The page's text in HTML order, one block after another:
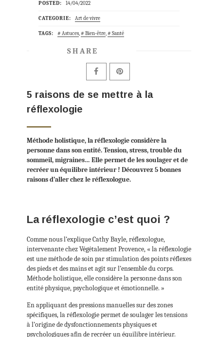
POSTED: 14/04/2022
CATEGORIE: Art de vivre
TAGS: Astuces, Bien-être, Santé
SHARE
5 raisons de se mettre à la
réflexologie
Méthode holistique, la réflexologie considère la
personne dans son entité. Tension, stress, trouble du
sommeil, migraines… Elle permet de les soulager et de
recréer un équilibre intérieur ! Découvrez 5 bonnes
raisons d’aller chez le réflexologue.
La réflexologie c’est quoi ?
Comme nous l’explique Cathy Bayle, réflexologue,
intervenante chez Végétalement Provence, « la réflexologie
est une méthode de soin par stimulation des points réflexes
des pieds et des mains et agit sur l’ensemble du corps.
Méthode holistique, elle considère la personne dans son
entité physique, psychologique et émotionnelle. »
En appliquant des pressions manuelles sur des zones
spécifiques, la réflexologie permet de soulager les tensions
à l’origine de dysfonctionnements physiques et
psychologiques afin de recréer un équilibre intérieur.